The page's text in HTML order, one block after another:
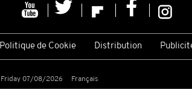
Politique de Cookie Distribution
Friday 07/08/2026